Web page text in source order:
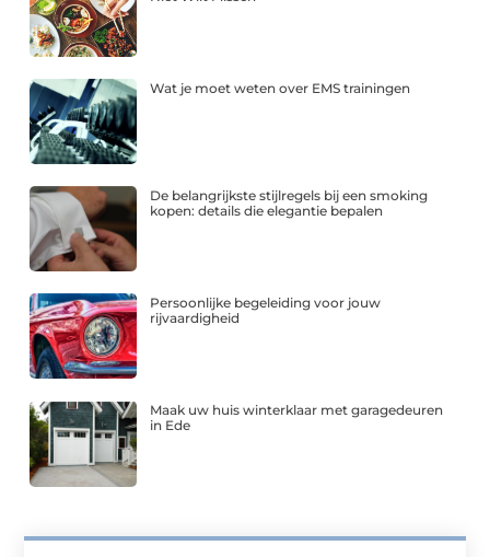
Wat je moet weten over EMS trainingen
De belangrijkste stijlregels bij een smoking
kopen: details die elegantie bepalen
Persoonlijke begeleiding voor jouw
rijvaardigheid
Maak uw huis winterklaar met garagedeuren
in Ede